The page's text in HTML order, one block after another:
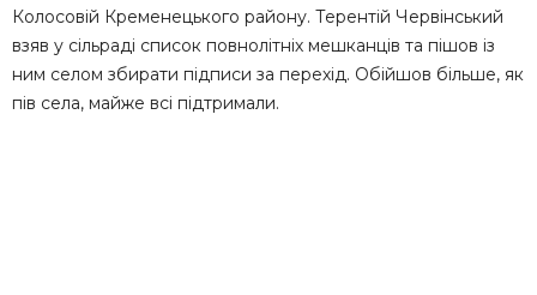
Колосовій Кременецького району. Терентій Червінський
взяв у сільраді список повнолітніх мешканців та пішов із
ним селом збирати підписи за перехід. Обійшов більше, як
пів села, майже всі підтримали.